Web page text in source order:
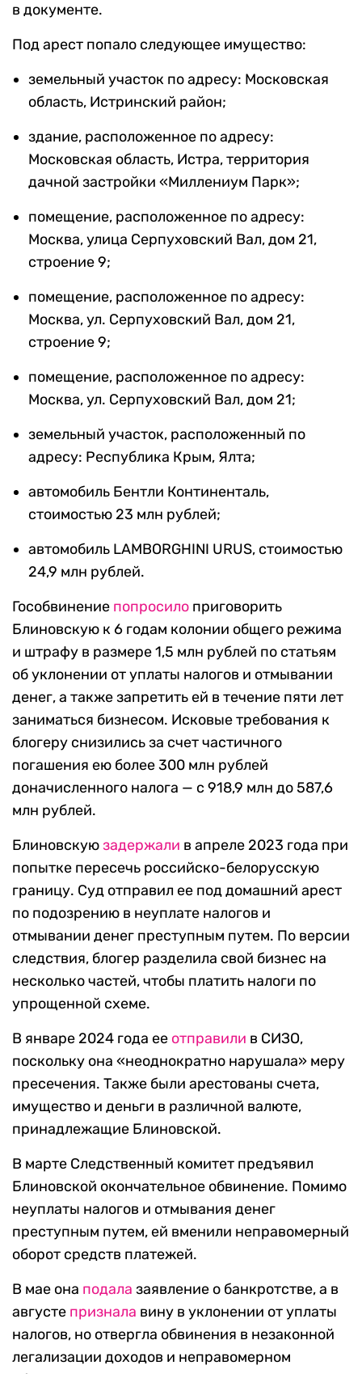
в документе.
Под арест попало следующее имущество:
земельный участок по адресу: Московская
область, Истринский район;
здание, расположенное по адресу:
Московская область, Истра, территория
дачной застройки «Миллениум Парк»;
помещение, расположенное по адресу:
Москва, улица Серпуховский Вал, дом 21,
строение 9;
помещение, расположенное по адресу:
Москва, ул. Серпуховский Вал, дом 21,
строение 9;
помещение, расположенное по адресу:
Москва, ул. Серпуховский Вал, дом 21;
земельный участок, расположенный по
адресу: Республика Крым, Ялта;
автомобиль Бентли Континенталь,
стоимостью 23 млн рублей;
автомобиль LAMBORGHINI URUS, стоимостью
24,9 млн рублей.
Гособвинение попросило приговорить
Блиновскую к 6 годам колонии общего режима
и штрафу в размере 1,5 млн рублей по статьям
об уклонении от уплаты налогов и отмывании
денег, а также запретить ей в течение пяти лет
заниматься бизнесом. Исковые требования к
блогеру снизились за счет частичного
погашения ею более 300 млн рублей
доначисленного налога — с 918,9 млн до 587,6
млн рублей.
Блиновскуюзадержали в апреле 2023 года при
попытке пересечь российско-белорусскую
границу. Суд отправил ее под домашний арест
по подозрению в неуплате налогов и
отмывании денег преступным путем. По версии
следствия, блогер разделила свой бизнес на
несколько частей, чтобы платить налоги по
упрощенной схеме.
В январе 2024 года ее отправили в СИЗО,
поскольку она «неоднократно нарушала» меру
пресечения. Также были арестованы счета,
имущество и деньги в различной валюте,
принадлежащие Блиновской.
В марте Следственный комитет предъявил
Блиновской окончательное обвинение. Помимо
неуплаты налогов и отмывания денег
преступным путем, ей вменили неправомерный
оборот средств платежей.
В мае она подала заявление о банкротстве, а в
августе признала вину в уклонении от уплаты
налогов, но отвергла обвинения в незаконной
легализации доходов и неправомерном